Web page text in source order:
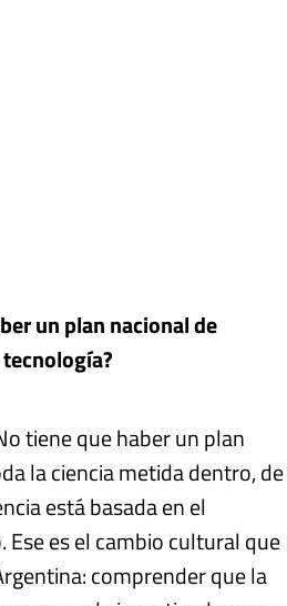
un plan nacional de
tiene que haber un plan
la ciencia metida dentro, de
está basada en el
es el cambio cultural que
comprender que la